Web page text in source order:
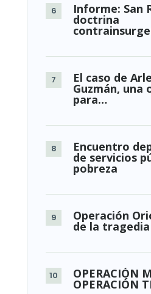
Informe: San
doctrina
El caso de
Guzmán, una
para…
Encuentro
de servicios
pobreza
Operación
de la tragedia
OPERACIÓN
OPERACIÓN